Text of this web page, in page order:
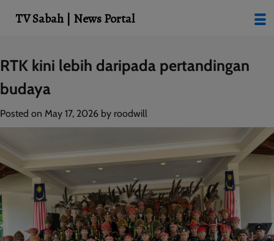
Skip
to
content
RTK kini lebih daripada pertandingan
budaya
Posted on May 17, 2026 by roodwill
TV Sabah | News Portal